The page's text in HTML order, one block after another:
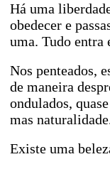
Há uma
obedecer e
uma. Tudo entra
Nos penteados,
de maneira
ondulados,
mas
Existe uma